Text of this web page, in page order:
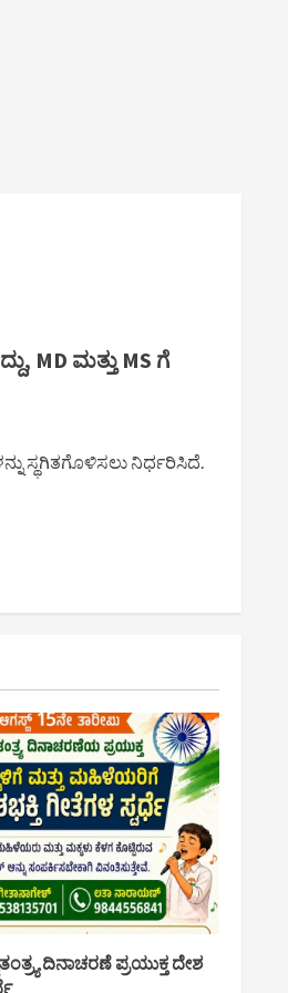
MD ಮತ್ತು MS ಗೆ
ಸ್ಥಗಿತಗೊಳಿಸಲು ನಿರ್ಧರಿಸಿದೆ.
ದಿನಾಚರಣೆ ಪ್ರಯುಕ್ತ ದೇಶ